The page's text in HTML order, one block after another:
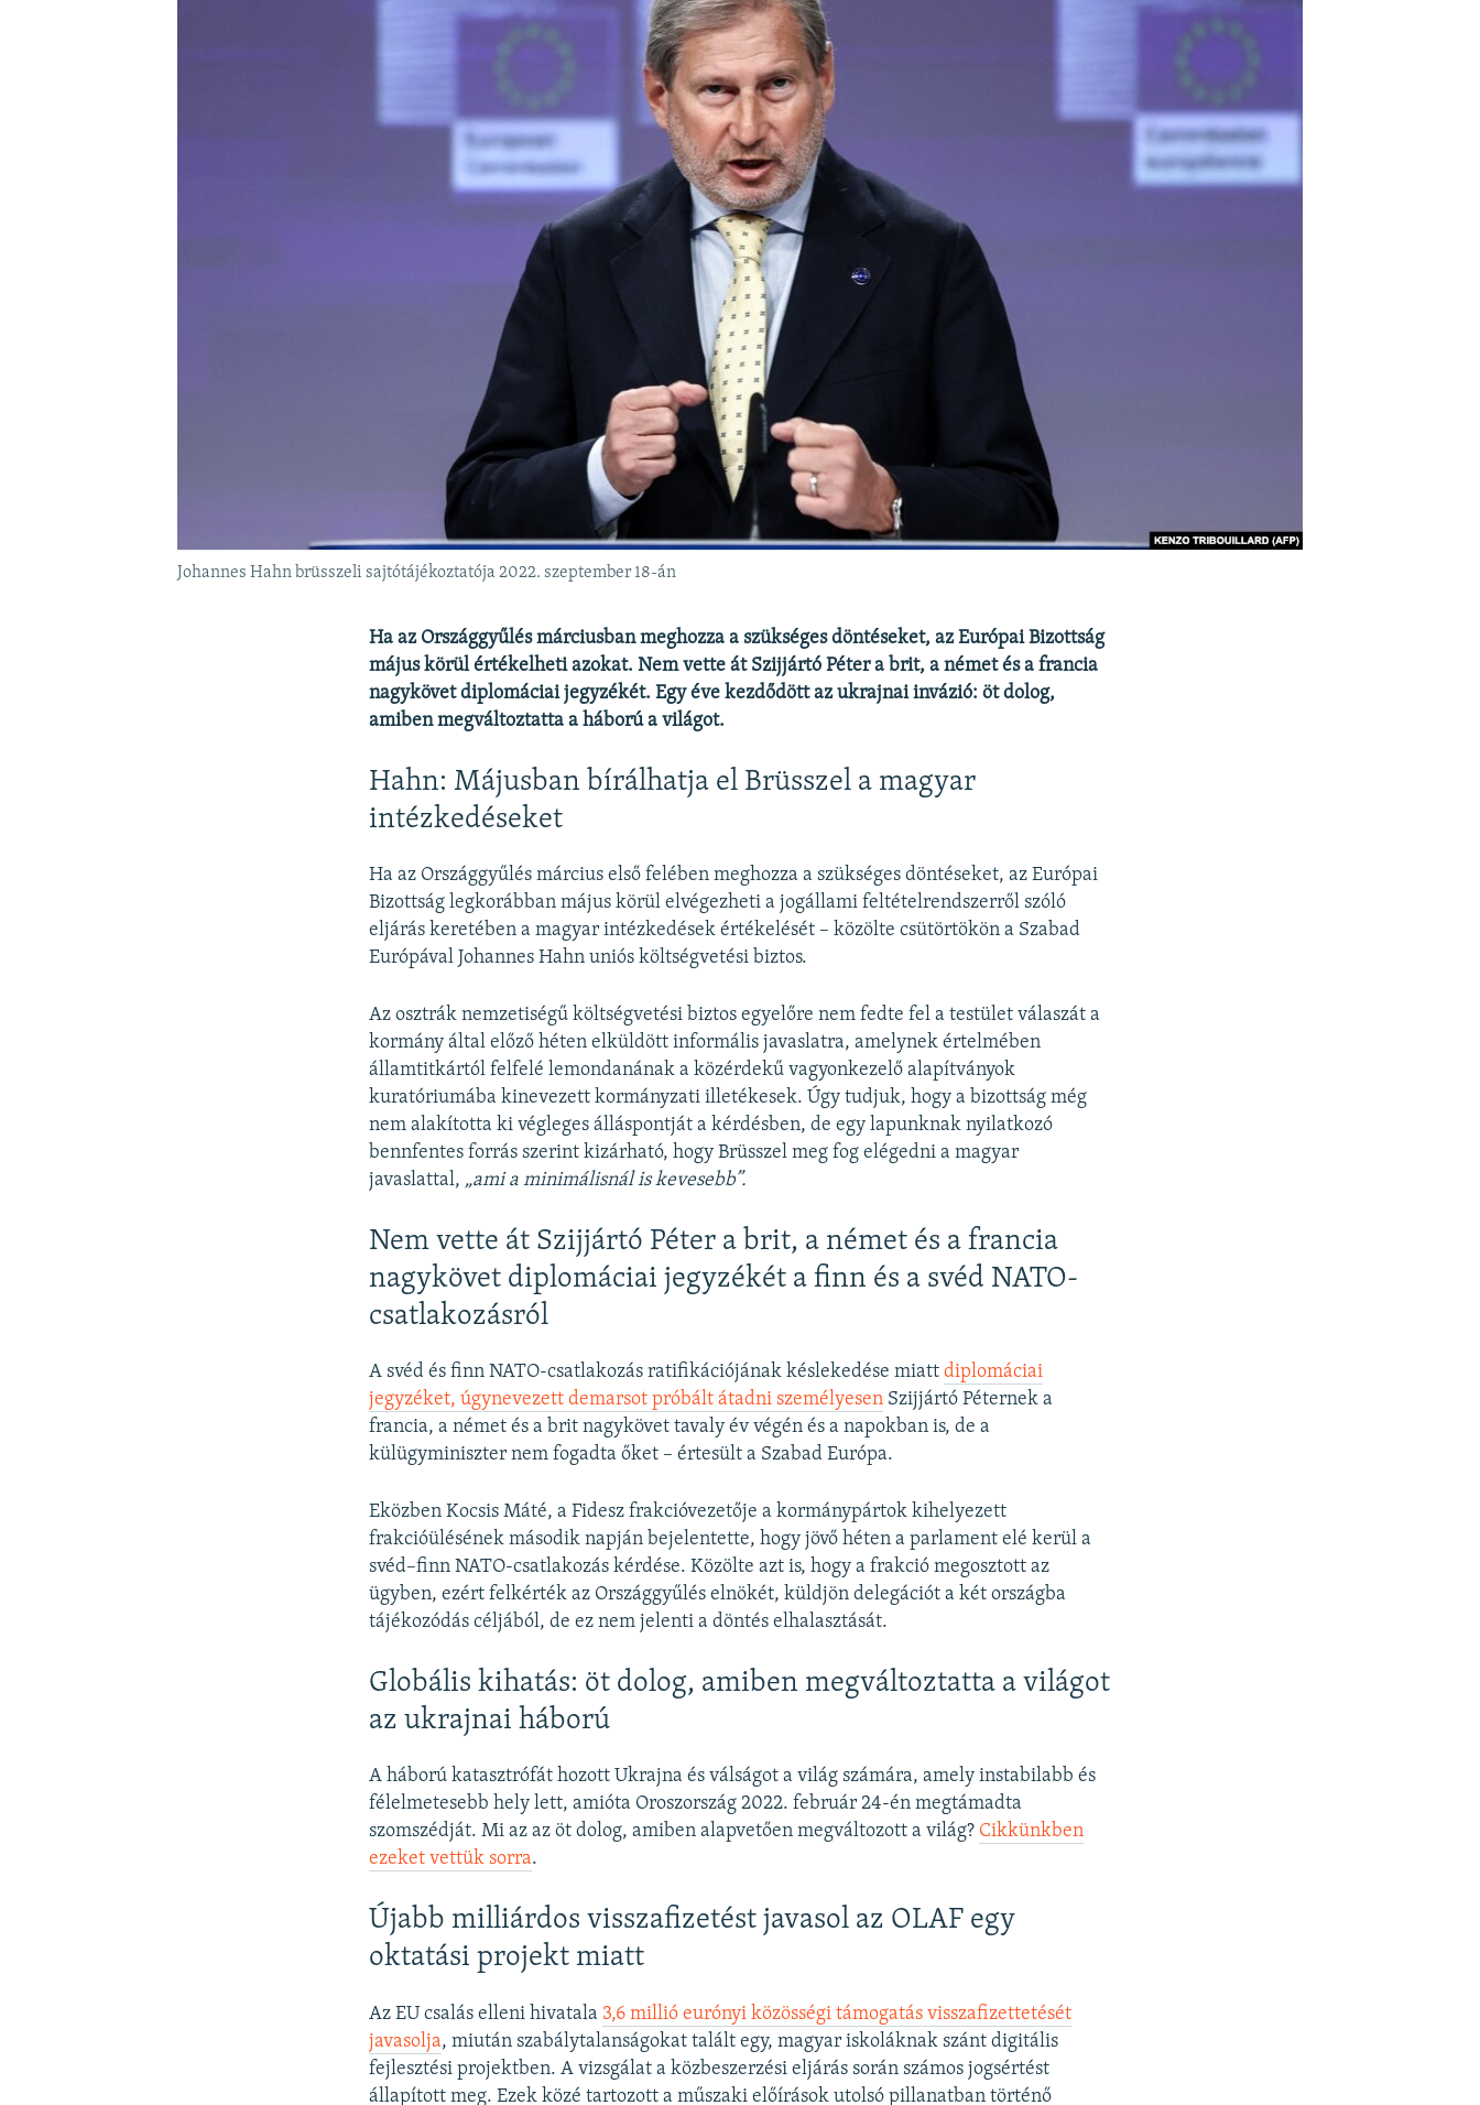
Johannes Hahn brüsszeli sajtótájékoztatója 2022. szeptember 18-án
Ha az Országgyűlés márciusban meghozza a szükséges döntéseket, az Európai Bizottság
május körül értékelheti azokat. Nem vette át Szijjártó Péter a brit, a német és a francia
nagykövet diplomáciai jegyzékét. Egy éve kezdődött az ukrajnai invázió: öt dolog,
amiben megváltoztatta a háború a világot.
Hahn: Májusban bírálhatja el Brüsszel a magyar
intézkedéseket
Ha az Országgyűlés március első felében meghozza a szükséges döntéseket, az Európai
Bizottság legkorábban május körül elvégezheti a jogállami feltételrendszerről szóló
eljárás keretében a magyar intézkedések értékelését – közölte csütörtökön a Szabad
Európával Johannes Hahn uniós költségvetési biztos.
Az osztrák nemzetiségű költségvetési biztos egyelőre nem fedte fel a testület válaszát a
kormány által előző héten elküldött informális javaslatra, amelynek értelmében
államtitkártól felfelé lemondanának a közérdekű vagyonkezelő alapítványok
kuratóriumába kinevezett kormányzati illetékesek. Úgy tudjuk, hogy a bizottság még
nem alakította ki végleges álláspontját a kérdésben, de egy lapunknak nyilatkozó
bennfentes forrás szerint kizárható, hogy Brüsszel meg fog elégedni a magyar
javaslattal, „ami a minimálisnál is kevesebb”.
Nem vette át Szijjártó Péter a brit, a német és a francia
nagykövet diplomáciai jegyzékét a finn és a svéd NATO-
csatlakozásról
A svéd és finn NATO-csatlakozás ratifikációjának késlekedése miattdiplomáciai
jegyzéket, úgynevezett demarsot próbált átadni személyesen Szijjártó Péternek a
francia, a német és a brit nagykövet tavaly év végén és a napokban is, de a
külügyminiszter nem fogadta őket – értesült a Szabad Európa.
Eközben Kocsis Máté, a Fidesz frakcióvezetője a kormánypártok kihelyezett
frakcióülésének második napján bejelentette, hogy jövő héten a parlament elé kerül a
svéd–finn NATO-csatlakozás kérdése. Közölte azt is, hogy a frakció megosztott az
ügyben, ezért felkérték az Országgyűlés elnökét, küldjön delegációt a két országba
tájékozódás céljából, de ez nem jelenti a döntés elhalasztását.
Globális kihatás: öt dolog, amiben megváltoztatta a világot
az ukrajnai háború
A háború katasztrófát hozott Ukrajna és válságot a világ számára, amely instabilabb és
félelmetesebb hely lett, amióta Oroszország 2022. február 24-én megtámadta
szomszédját. Mi az az öt dolog, amiben alapvetően megváltozott a világ? Cikkünkben
ezeket vettük sorra.
Újabb milliárdos visszafizetést javasol az OLAF egy
oktatási projekt miatt
Az EU csalás elleni hivatala 3,6 millió eurónyi közösségi támogatás visszafizettetését
javasolja, miután szabálytalanságokat talált egy, magyar iskoláknak szánt digitális
fejlesztési projektben. A vizsgálat a közbeszerzési eljárás során számos jogsértést
állapított meg. Ezek közé tartozott a műszaki előírások utolsó pillanatban történő